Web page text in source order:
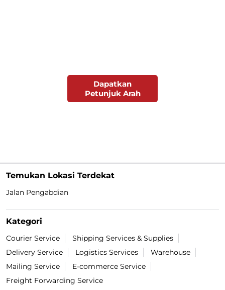
Dapatkan
Petunjuk Arah
Temukan Lokasi Terdekat
Jalan Pengabdian
Kategori
Courier Service
Shipping Services & Supplies
Delivery Service
Logistics Services
Warehouse
Mailing Service
E-commerce Service
Freight Forwarding Service